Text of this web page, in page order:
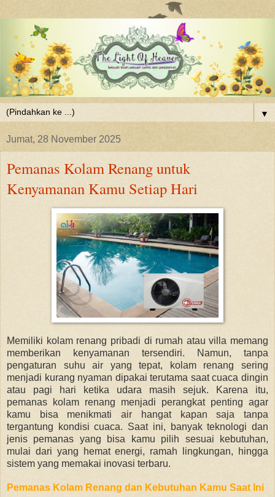
▼
Jumat, 28 November 2025
Pemanas Kolam Renang untuk
Kenyamanan Kamu Setiap Hari
Memiliki kolam renang pribadi di rumah atau villa memang
memberikan kenyamanan tersendiri. Namun, tanpa
pengaturan suhu air yang tepat, kolam renang sering
menjadi kurang nyaman dipakai terutama saat cuaca dingin
atau pagi hari ketika udara masih sejuk. Karena itu,
pemanas kolam renang menjadi perangkat penting agar
kamu bisa menikmati air hangat kapan saja tanpa
tergantung kondisi cuaca. Saat ini, banyak teknologi dan
jenis pemanas yang bisa kamu pilih sesuai kebutuhan,
mulai dari yang hemat energi, ramah lingkungan, hingga
sistem yang memakai inovasi terbaru.
Pemanas Kolam Renang dan Kebutuhan Kamu Saat Ini